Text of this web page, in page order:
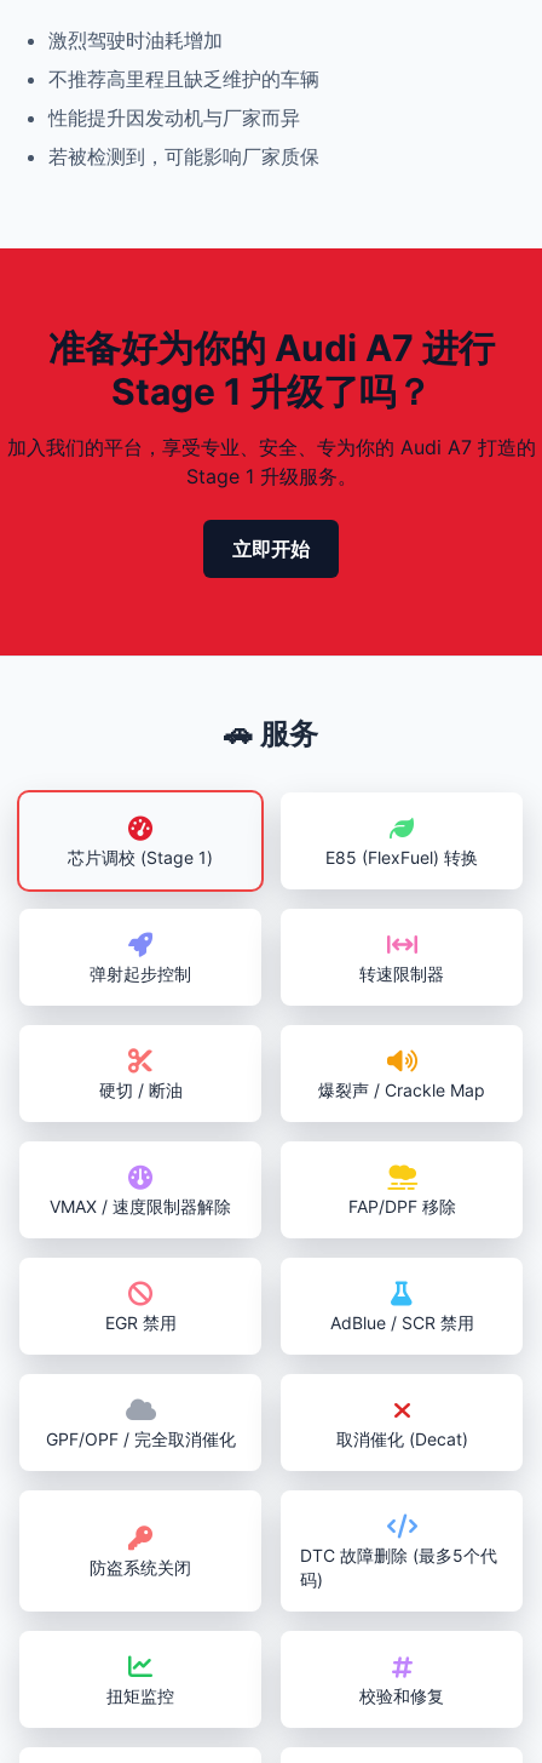
激烈驾驶时油耗增加
不推荐高里程且缺乏维护的车辆
性能提升因发动机与厂家而异
若被检测到，可能影响厂家质保
准备好为你的 Audi A7 进行
Stage 1 升级了吗？
加入我们的平台，享受专业、安全、专为你的 Audi A7 打造的
Stage 1 升级服务。
立即开始
🚗 服务
芯片调校 (Stage 1) E85 (FlexFuel) 转换
弹射起步控制 转速限制器
硬切 / 断油 爆裂声 / Crackle Map
VMAX / 速度限制器解除 FAP/DPF 移除
EGR 禁用 AdBlue / SCR 禁用
GPF/OPF / 完全取消催化 取消催化 (Decat)
防盗系统关闭
DTC 故障删除 (最多5个代
码)
扭矩监控 校验和修复